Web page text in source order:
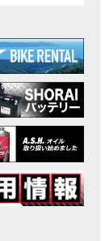
中！
BIKE FES開催
イク、ついに乗ります！
不明で入院します
ートキャンペーン
一日笑った【ポケふた】Honda
ポケふた探し第1弾【モトブログ】
のご紹介！！
参戦したのだが・・
トブログ】Honda CB